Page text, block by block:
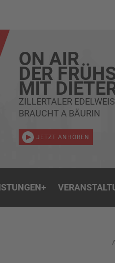
ON AIR
DER
MIT
ZILLERTALER
BRAUCHT A BÄURIN
JETZT ANHÖREN
+